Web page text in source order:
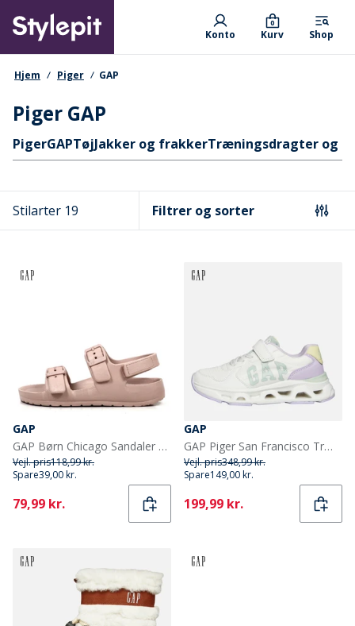
main
content
Primary departments
Konto Kurv
0
Shop
navigationssti
Hjem Piger GAP
Piger GAP
Hurtige links
PigerGAPTøjJakker og frakkerTræningsdragter og
Stilarter 19 Filtrer og sorter
GAP
GAP Børn Chicago Sandaler Lyserød
Vejl. pris118,99 kr.
Spare39,00 kr.
Current
79,99 kr.
GAP
GAP Piger San Francisco Træningssko Off White Lilla Citron Off-White Liliac Citron
Vejl. pris348,99 kr.
Spare149,00 kr.
Current
199,99 kr.